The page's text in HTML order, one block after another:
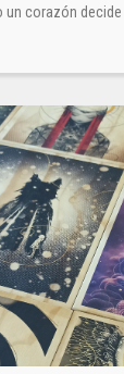
un corazón decide